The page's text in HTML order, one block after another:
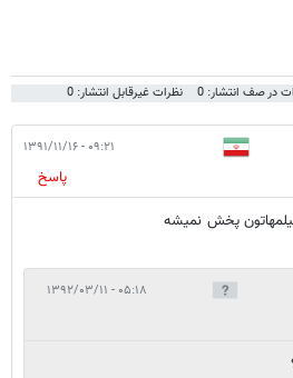
در صف انتشار: 0 نظرات غیرقابل انتشار: 0
۰۹:۲۱ - ۱۳۹۱/۱۱/۱۶
پاسخ
پخش نمیشه
۰۵:۱۸ - ۱۳۹۲/۰۳/۱۱